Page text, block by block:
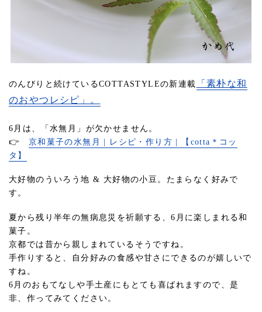
のんびりと続けているCOTTASTYLEの新連載
「素朴な和
のおやつレシピ」。
6月は、「水無月」が欠かせません。
👉 京和菓子の水無月 | レシピ・作り方 | 【cotta＊コッ
タ】
大好物のういろう地 & 大好物の小豆。たまらなく好みで
す。
夏から残り半年の無病息災を祈願する、6月に楽しまれる和
菓子。
京都では昔から親しまれているそうですね。
手作りすると、自分好みの食感や甘さにできるのが嬉しいで
すね。
6月のおもてなしや手土産にもとても喜ばれますので、是
非、作ってみてください。